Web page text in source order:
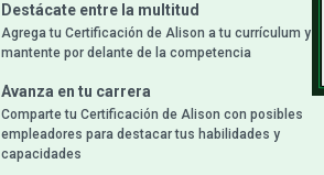
Destácate entre la multitud
Agrega tu Certificación de Alison a tu currículum y
mantente por delante de la competencia
Avanza en tu carrera
Comparte tu Certificación de Alison con posibles
empleadores para destacar tus habilidades y
capacidades